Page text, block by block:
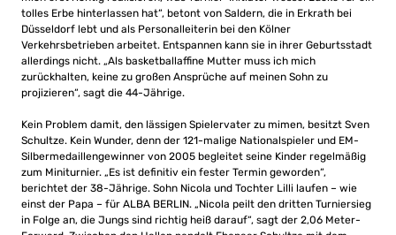
tolles Erbe hinterlassen hat“, betont von Saldern, die in Erkrath bei
Düsseldorf lebt und als Personalleiterin bei den Kölner
Verkehrsbetrieben arbeitet. Entspannen kann sie in ihrer Geburtsstadt
allerdings nicht. „Als basketballaffine Mutter muss ich mich
zurückhalten, keine zu großen Ansprüche auf meinen Sohn zu
projizieren“, sagt die 44-Jährige.
Kein Problem damit, den lässigen Spielervater zu mimen, besitzt Sven
Schultze. Kein Wunder, denn der 121-malige Nationalspieler und EM-
Silbermedaillengewinner von 2005 begleitet seine Kinder regelmäßig
zum Miniturnier. „Es ist definitiv ein fester Termin geworden“,
berichtet der 38-Jährige. Sohn Nicola und Tochter Lilli laufen – wie
einst der Papa – für ALBA BERLIN. „Nicola peilt den dritten Turniersieg
in Folge an, die Jungs sind richtig heiß darauf“, sagt der 2,06 Meter-